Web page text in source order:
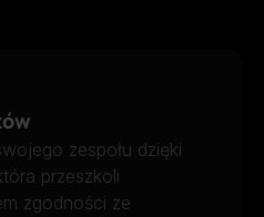
zespołu dzięki
przeszkoli
zgodności ze